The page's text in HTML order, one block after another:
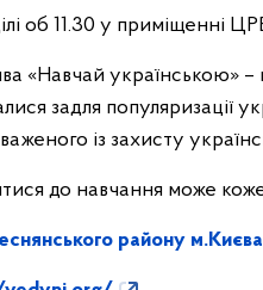
об 11.30 у приміщенні
«Навчай українською»
задля популяризації
із захисту
до навчання може
району м.Києва